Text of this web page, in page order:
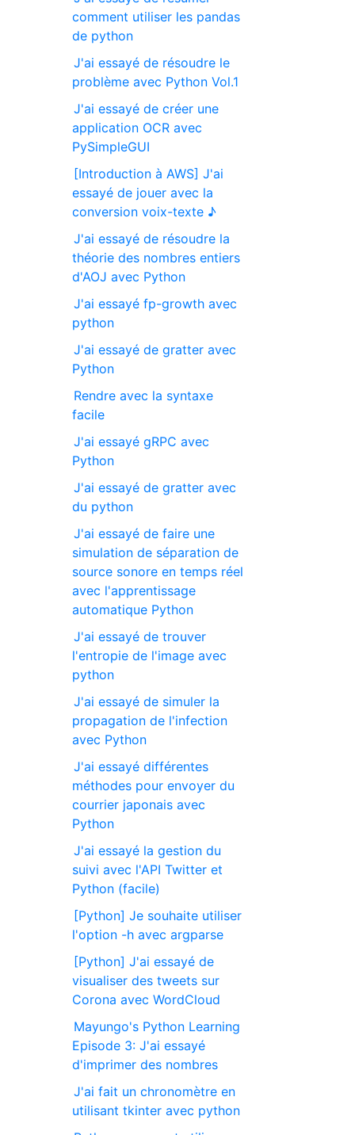
comment utiliser les pandas
de python
J'ai essayé de résoudre le
problème avec Python Vol.1
J'ai essayé de créer une
application OCR avec
PySimpleGUI
[Introduction à AWS] J'ai
essayé de jouer avec la
conversion voix-texte ♪
J'ai essayé de résoudre la
théorie des nombres entiers
d'AOJ avec Python
J'ai essayé fp-growth avec
python
J'ai essayé de gratter avec
Python
Rendre avec la syntaxe
facile
J'ai essayé gRPC avec
Python
J'ai essayé de gratter avec
du python
J'ai essayé de faire une
simulation de séparation de
source sonore en temps réel
avec l'apprentissage
automatique Python
J'ai essayé de trouver
l'entropie de l'image avec
python
J'ai essayé de simuler la
propagation de l'infection
avec Python
J'ai essayé différentes
méthodes pour envoyer du
courrier japonais avec
Python
J'ai essayé la gestion du
suivi avec l'API Twitter et
Python (facile)
[Python] Je souhaite utiliser
l'option -h avec argparse
[Python] J'ai essayé de
visualiser des tweets sur
Corona avec WordCloud
Mayungo's Python Learning
Episode 3: J'ai essayé
d'imprimer des nombres
J'ai fait un chronomètre en
utilisant tkinter avec python